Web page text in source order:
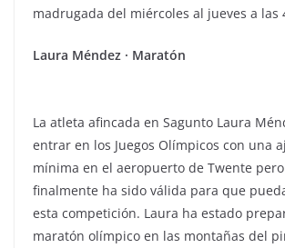
madrugada del miércoles al jueves a las
Laura Méndez · Maratón
La atleta afincada en Sagunto Laura
entrar en los Juegos Olímpicos con una
mínima en el aeropuerto de Twente
finalmente ha sido válida para que
esta competición. Laura ha estado
maratón olímpico en las montañas del